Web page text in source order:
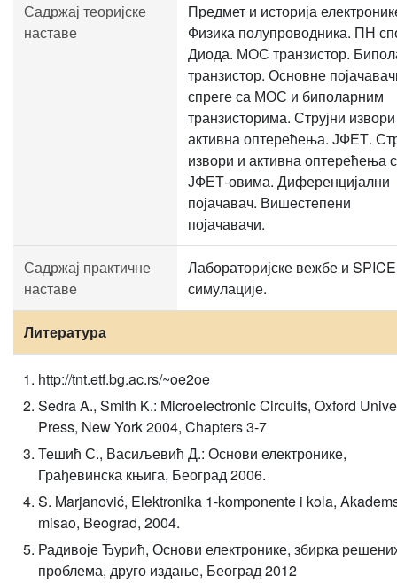
Садржај теоријске
наставе
Предмет и историја
Физика полупроводника. ПН
Диода. МОС транзистор.
транзистор. Основне
спреге са МОС и биполарним
транзисторима. Струјни
активна оптерећења. ЈФЕТ.
извори и активна оптерећења
ЈФЕТ-овима. Диференцијални
појачавач. Вишестепени
појачавачи.
Садржај практичне
наставе
Лабораторијске вежбе и SPICE
симулације.
Литература
http://tnt.etf.bg.ac.rs/~oe2oe
Sedra A., Smith K.: Microelectronic Circuits, Oxford
Press, New York 2004, Chapters 3-7
Тешић С., Васиљевић Д.: Основи електронике,
Грађевинска књига, Београд 2006.
S. Marjanović, Elektronika 1-komponente i kola,
misao, Beograd, 2004.
Радивоје Ђурић, Основи електронике, збирка
проблема, друго издање, Београд 2012